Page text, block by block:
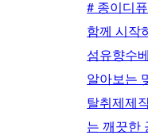
# 종이디
함께 시작
섬유향수
알아보는
탈취제제
는 깨끗한